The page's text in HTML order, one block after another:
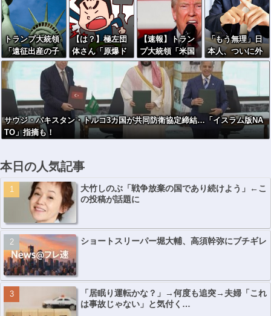
現行犯逮捕ｗｗ
ｗ
「弾道ミサイル
攻撃から都民の
命と財産守
る」！
タンフォード
とす→偶然起爆
装置が壊れセー
フ
トランプ大統領
「遠征出産の子
に米国籍を与え
ない」…大統領
令に署名
【は？】極左団
体さん「原爆ド
ーム前を明け渡
せば核戦争が始
まる！」→ 観衆
のマジレスが鋭
すぎるとネット
で話題に → ｗ
ｗｗｗｗｗｗｗ
【速報】トラン
プ大統領「米国
籍を目的とした
「出産ツーリズ
ム」を禁止す
る！中国人が子
供の国籍目的に
出産しに来るの
はおかしい！」
「もう無理」日
本人、ついに外
国人受け入れ拒
否へ…
サウジ・パキスタン・トルコ3カ国が共同防衛協定締結…「イスラム版NA
TO」指摘も！
本日の人気記事
大竹しのぶ「戦争放棄の国であり続けよう」←こ
の投稿が話題に
ショートスリーパー堀大輔、高須幹弥にブチギレ
「居眠り運転かな？」→何度も追突→夫婦「これ
は事故じゃない」と気付く…